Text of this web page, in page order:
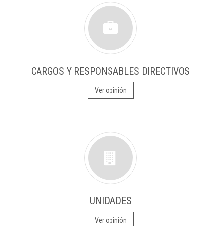
CARGOS Y RESPONSABLES DIRECTIVOS
Ver opinión
UNIDADES
Ver opinión